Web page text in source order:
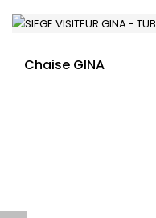
Chaise GINA